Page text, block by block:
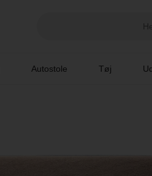
Autostole Tøj